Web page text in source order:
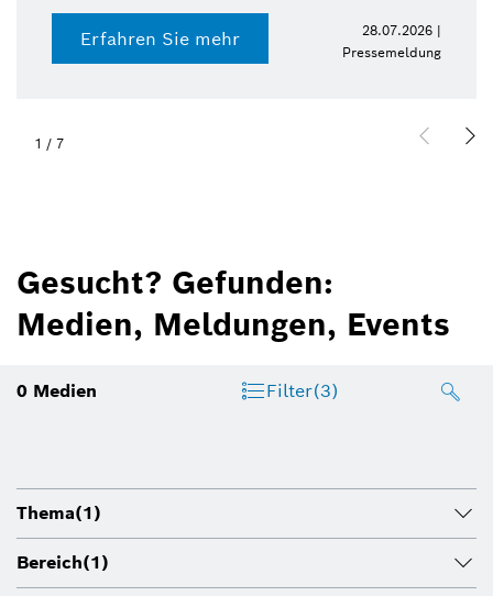
Erfahren Sie mehr
28.07.2026 |
Pressemeldung
1 / 7
Gesucht? Gefunden:
Medien, Meldungen, Events
0 Medien Filter(3)
Thema(1)
Bereich(1)